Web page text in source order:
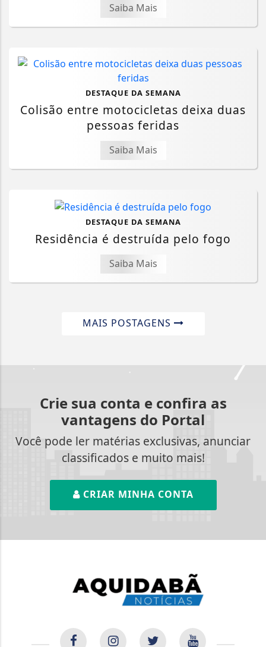
Saiba Mais
DESTAQUE DA SEMANA
Colisão entre motocicletas deixa duas
pessoas feridas
Saiba Mais
DESTAQUE DA SEMANA
Residência é destruída pelo fogo
Saiba Mais
MAIS POSTAGENS
Crie sua conta e confira as
vantagens do Portal
Você pode ler matérias exclusivas, anunciar
classificados e muito mais!
CRIAR MINHA CONTA